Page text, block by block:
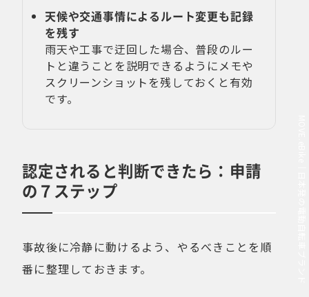
天候や交通事情によるルート変更も記録
を残す
雨天や工事で迂回した場合、普段のルー
トと違うことを説明できるようにメモや
スクリーンショットを残しておくと有効
です。
認定されると判断できたら：申請
の７ステップ
事故後に冷静に動けるよう、やるべきことを順
番に整理しておきます。